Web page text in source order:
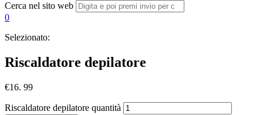
Cerca nel sito web
0
Selezionato:
Riscaldatore depilatore
€16. 99
Riscaldatore depilatore quantità